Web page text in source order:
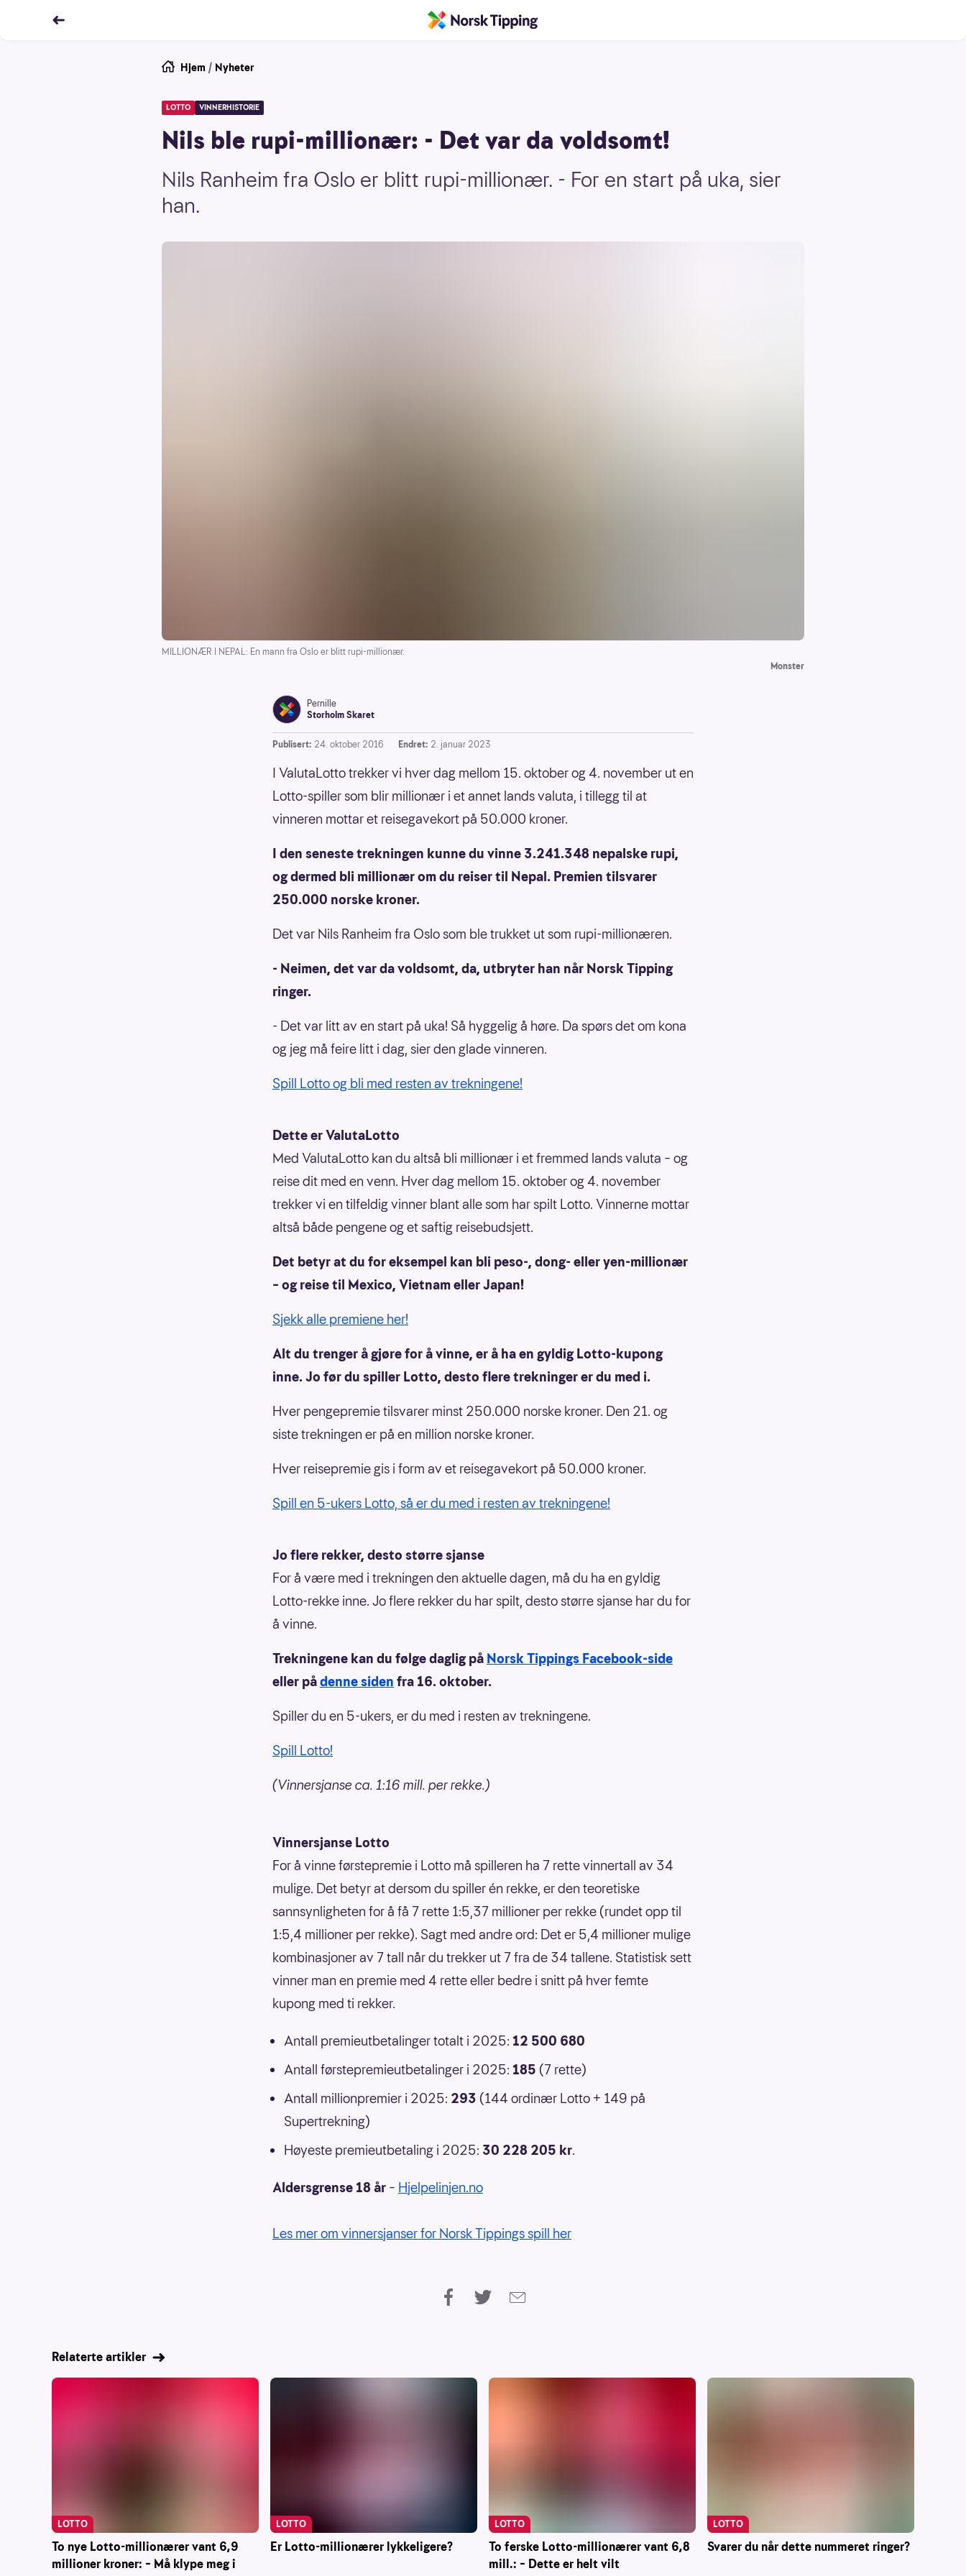
Hjem / Nyheter
LOTTO VINNERHISTORIE
Nils ble rupi-millionær: - Det var da voldsomt!
Nils Ranheim fra Oslo er blitt rupi-millionær. - For en start på uka, sier
han.
MILLIONÆR I NEPAL: En mann fra Oslo er blitt rupi-millionær.
Monster
Pernille
Storholm Skaret
Publisert: 24. oktober 2016 Endret: 2. januar 2023
I ValutaLotto trekker vi hver dag mellom 15. oktober og 4. november ut en
Lotto-spiller som blir millionær i et annet lands valuta, i tillegg til at
vinneren mottar et reisegavekort på 50.000 kroner.
I den seneste trekningen kunne du vinne 3.241.348 nepalske rupi,
og dermed bli millionær om du reiser til Nepal. Premien tilsvarer
250.000 norske kroner.
Det var Nils Ranheim fra Oslo som ble trukket ut som rupi-millionæren.
- Neimen, det var da voldsomt, da, utbryter han når Norsk Tipping
ringer.
- Det var litt av en start på uka! Så hyggelig å høre. Da spørs det om kona
og jeg må feire litt i dag, sier den glade vinneren.
Spill Lotto og bli med resten av trekningene!
Dette er ValutaLotto
Med ValutaLotto kan du altså bli millionær i et fremmed lands valuta – og
reise dit med en venn. Hver dag mellom 15. oktober og 4. november
trekker vi en tilfeldig vinner blant alle som har spilt Lotto. Vinnerne mottar
altså både pengene og et saftig reisebudsjett.
Det betyr at du for eksempel kan bli peso-, dong- eller yen-millionær
– og reise til Mexico, Vietnam eller Japan!
Sjekk alle premiene her!
Alt du trenger å gjøre for å vinne, er å ha en gyldig Lotto-kupong
inne. Jo før du spiller Lotto, desto flere trekninger er du med i.
Hver pengepremie tilsvarer minst 250.000 norske kroner. Den 21. og
siste trekningen er på en million norske kroner.
Hver reisepremie gis i form av et reisegavekort på 50.000 kroner.
Spill en 5-ukers Lotto, så er du med i resten av trekningene!
Jo flere rekker, desto større sjanse
For å være med i trekningen den aktuelle dagen, må du ha en gyldig
Lotto-rekke inne. Jo flere rekker du har spilt, desto større sjanse har du for
å vinne.
Trekningene kan du følge daglig på Norsk Tippings Facebook-side
eller pådenne siden fra 16. oktober.
Spiller du en 5-ukers, er du med i resten av trekningene.
Spill Lotto!
(Vinnersjanse ca. 1:16 mill. per rekke.)
Vinnersjanse Lotto
For å vinne førstepremie i Lotto må spilleren ha 7 rette vinnertall av 34
mulige. Det betyr at dersom du spiller én rekke, er den teoretiske
sannsynligheten for å få 7 rette 1:5,37 millioner per rekke (rundet opp til
1:5,4 millioner per rekke). Sagt med andre ord: Det er 5,4 millioner mulige
kombinasjoner av 7 tall når du trekker ut 7 fra de 34 tallene. Statistisk sett
vinner man en premie med 4 rette eller bedre i snitt på hver femte
kupong med ti rekker.
Antall premieutbetalinger totalt i 2025: 12 500 680
Antall førstepremieutbetalinger i 2025: 185 (7 rette)
Antall millionpremier i 2025: 293 (144 ordinær Lotto + 149 på
Supertrekning)
Høyeste premieutbetaling i 2025: 30 228 205 kr.
Aldersgrense 18 år – Hjelpelinjen.no
Les mer om vinnersjanser for Norsk Tippings spill her
Relaterte artikler
To nye Lotto-millionærer vant 6,9
millioner kroner: – Må klype meg i
LOTTO
Er Lotto-millionærer lykkeligere?
LOTTO
To ferske Lotto-millionærer vant 6,8
mill.: – Dette er helt vilt
LOTTO
Svarer du når dette nummeret ringer?
LOTTO